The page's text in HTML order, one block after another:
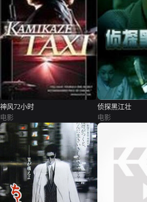
神风72小时
电影
侦探黑江壮
电影